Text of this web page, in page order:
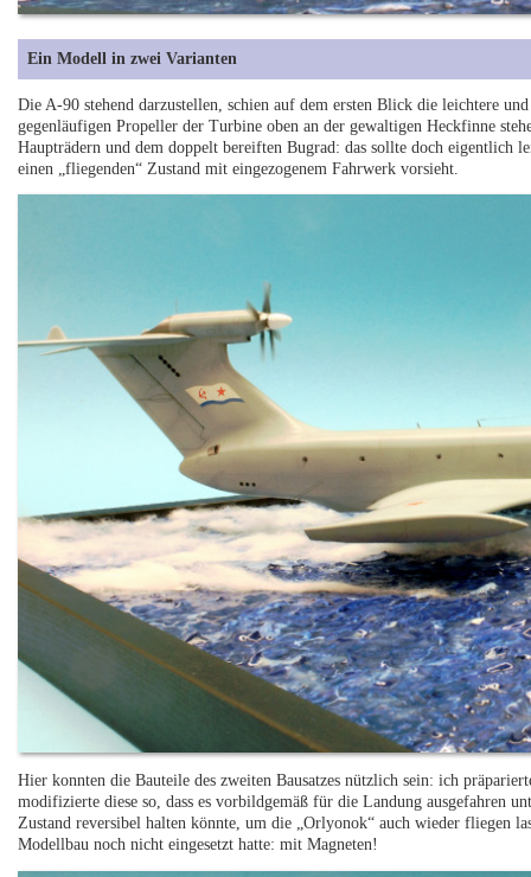
Ein Modell in zwei Varianten
Die A-90 stehend darzustellen, schien auf dem ersten Blick die leichtere
gegenläufigen Propeller der Turbine oben an der gewaltigen Heckfinne
Haupträdern und dem doppelt bereiften Bugrad: das sollte doch eigentlich
einen „fliegenden“ Zustand mit eingezogenem Fahrwerk vorsieht.
Hier konnten die Bauteile des zweiten Bausatzes nützlich sein: ich
modifizierte diese so, dass es vorbildgemäß für die Landung ausgefahren
Zustand reversibel halten könnte, um die „Orlyonok“ auch wieder fliegen
Modellbau noch nicht eingesetzt hatte: mit Magneten!